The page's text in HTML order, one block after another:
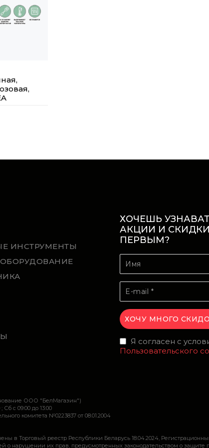
ИНСТРУМЕНТЫ
ХОЧЕШЬ
АКЦИИ И СКИДКИ
ПЕРВЫМ?
Я согласен с
Пользовательского
ООО "БелМагазин")
Сб c 09:00 до 13:00
комитета №0223837 от 08.01.2004
в Торговый реестр Республики Беларусь 18.04.2024,
их прав, предусмотренных законодательством о защите